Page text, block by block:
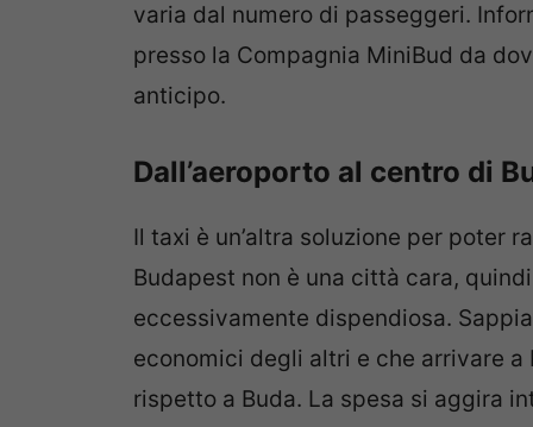
varia dal numero di passeggeri.
presso la Compagnia MiniBud da
anticipo.
Dall’aeroporto al centro di
Il taxi è un’altra soluzione per poter
Budapest non è una città cara,
eccessivamente dispendiosa.
economici degli altri e che arrivare
rispetto a Buda. La spesa si aggira